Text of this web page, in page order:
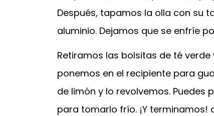
Después, tapamos la olla con su
aluminio. Dejamos que se enfríe
Retiramos las bolsitas de té
ponemos en el recipiente para
de limón y lo revolvemos.
para tomarlo frío. ¡Y terminamos!